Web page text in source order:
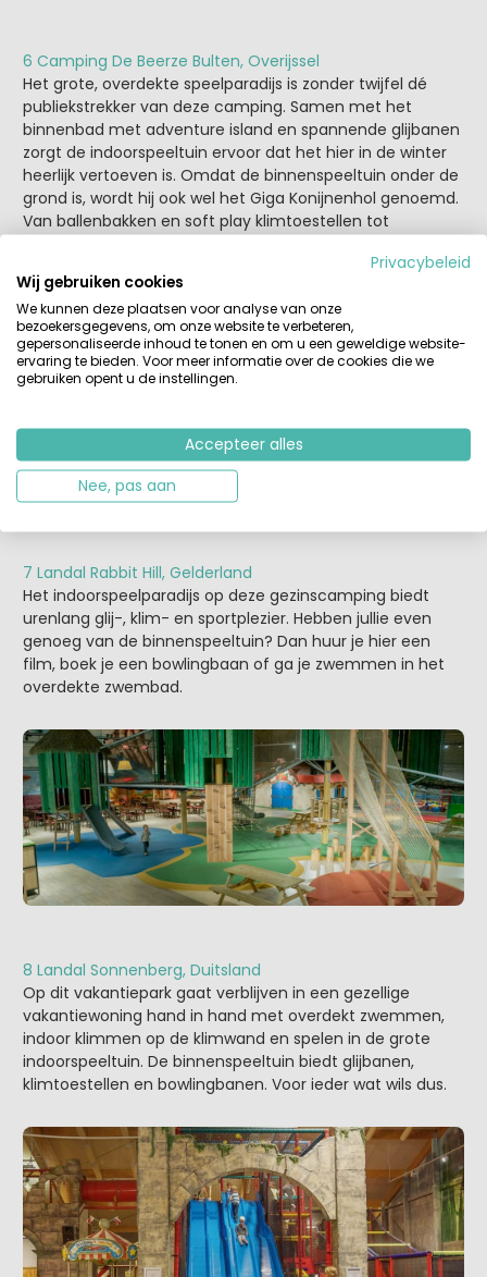
6 Camping De Beerze Bulten, Overijssel
Het grote, overdekte speelparadijs is zonder twijfel dé
publiekstrekker van deze camping. Samen met het
binnenbad met adventure island en spannende glijbanen
zorgt de indoorspeeltuin ervoor dat het hier in de winter
heerlijk vertoeven is. Omdat de binnenspeeltuin onder de
grond is, wordt hij ook wel het Giga Konijnenhol genoemd.
Van ballenbakken en soft play klimtoestellen tot
snappen wel dat ze ANWB Camping van het jaar 2023 zijn
geworden!
7 Landal Rabbit Hill, Gelderland
Het indoorspeelparadijs op deze gezinscamping biedt
urenlang glij-, klim- en sportplezier. Hebben jullie even
genoeg van de binnenspeeltuin? Dan huur je hier een
film, boek je een bowlingbaan of ga je zwemmen in het
overdekte zwembad.
8 Landal Sonnenberg, Duitsland
Op dit vakantiepark gaat verblijven in een gezellige
vakantiewoning hand in hand met overdekt zwemmen,
indoor klimmen op de klimwand en spelen in de grote
indoorspeeltuin. De binnenspeeltuin biedt glijbanen,
klimtoestellen en bowlingbanen. Voor ieder wat wils dus.
Privacybeleid
Wij gebruiken cookies
We kunnen deze plaatsen voor analyse van onze
bezoekersgegevens, om onze website te verbeteren,
gepersonaliseerde inhoud te tonen en om u een geweldige website-
ervaring te bieden. Voor meer informatie over de cookies die we
gebruiken opent u de instellingen.
Accepteer alles
Nee, pas aan